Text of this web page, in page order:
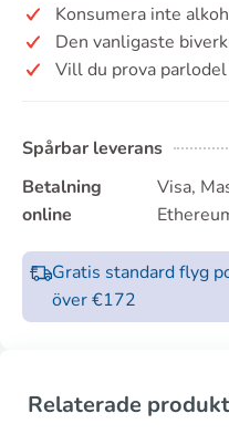
Konsumera inte
Den vanligaste
Vill du prova
Spårbar leverans
Betalning
online
Visa,
Gratis standard flyg
över €172
Relaterade